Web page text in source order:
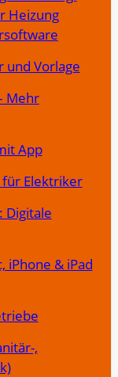
Heizung
und Vorlage
Mehr
App
Elektriker
Digitale
iPhone & iPad
,